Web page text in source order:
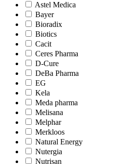
Astel Medica
Bayer
Bioradix
Biotics
Cacit
Ceres Pharma
D-Cure
DeBa Pharma
EG
Kela
Meda pharma
Melisana
Melphar
Merkloos
Natural Energy
Nutergia
Nutrisan